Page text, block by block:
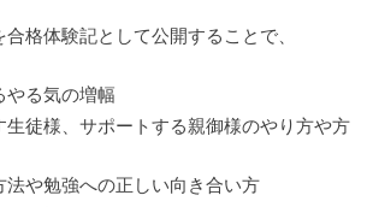
格体験記として公開することで、
やる気の増幅
生徒様、サポートする親御様のやり方や方
法や勉強への正しい向き合い方